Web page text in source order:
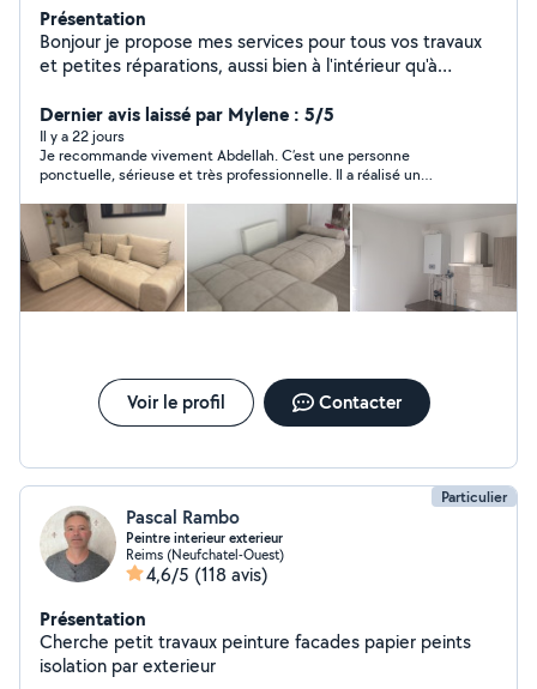
Présentation
Bonjour je propose mes services pour tous vos travaux
et petites réparations, aussi bien à l'intérieur qu'à
N'hésitez pas à me contacter pour discuter de votre
projet ! Disponible tout la semaine de samedi jusqu'à
samedi H24 .
Dernier avis laissé par Mylene : 5/5
Il y a 22 jours
Je recommande vivement Abdellah. C’est une personne
ponctuelle, sérieuse et très professionnelle. Il a réalisé un
résultat et je n’hésiterai pas à faire de nouveau appel à lui pour
de futurs travaux. Merci encore pour votre excellent travail !
Voir le profil Contacter
Particulier
Pascal Rambo
Peintre interieur exterieur
Reims (Neufchatel-Ouest)
4,6/5 (118 avis)
Présentation
Cherche petit travaux peinture facades papier peints
isolation par exterieur